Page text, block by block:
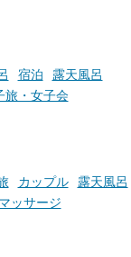
してください！
です。
宿泊
露天風呂
旅・女子会
カップル
露天風呂
ッサージ